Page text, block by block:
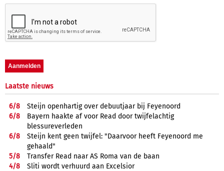
Laatste nieuws
6/8
Steijn openhartig over debuutjaar bij Feyenoord
6/8
Bayern haakte af voor Read door twijfelachtig
blessureverleden
6/8
Steijn kent geen twijfel: "Daarvoor heeft Feyenoord me
gehaald"
5/8
Transfer Read naar AS Roma van de baan
4/8
Sliti wordt verhuurd aan Excelsior